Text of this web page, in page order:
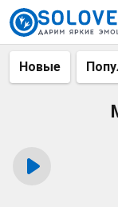
Новые